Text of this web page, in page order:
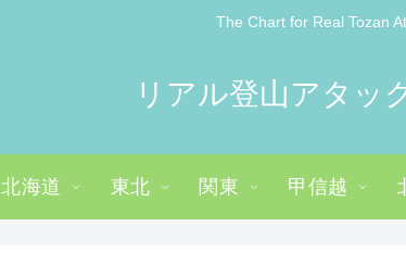
The Chart for Real Tozan
リアル登山アタッ
北海道 東北 関東 甲信越